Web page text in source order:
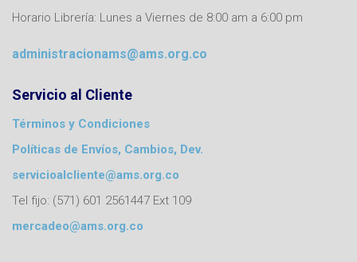
Horario Librería: Lunes a Viernes de 8:00 am a 6:00 pm
administracionams@ams.org.co
Servicio al Cliente
Términos y Condiciones
Políticas de Envíos, Cambios, Dev.
servicioalcliente@ams.org.co
Tel fijo: (571) 601 2561447 Ext 109
mercadeo@ams.org.co